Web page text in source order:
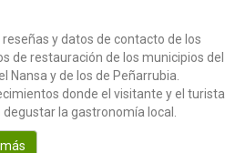
reseñas y datos de contacto de los
de restauración de los municipios del
Nansa y de los de Peñarrubia.
donde el visitante y el turista
degustar la gastronomía local.